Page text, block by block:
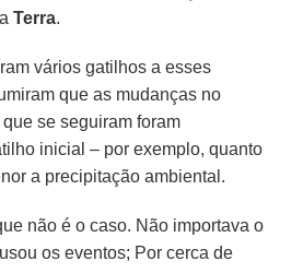
Terra.
vários gatilhos a esses
que as mudanças no
que se seguiram foram
inicial – por exemplo, quanto
a precipitação ambiental.
não é o caso. Não importava o
os eventos; Por cerca de